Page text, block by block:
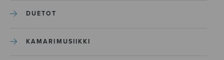
DUETOT
KAMARIMUSIIKKI